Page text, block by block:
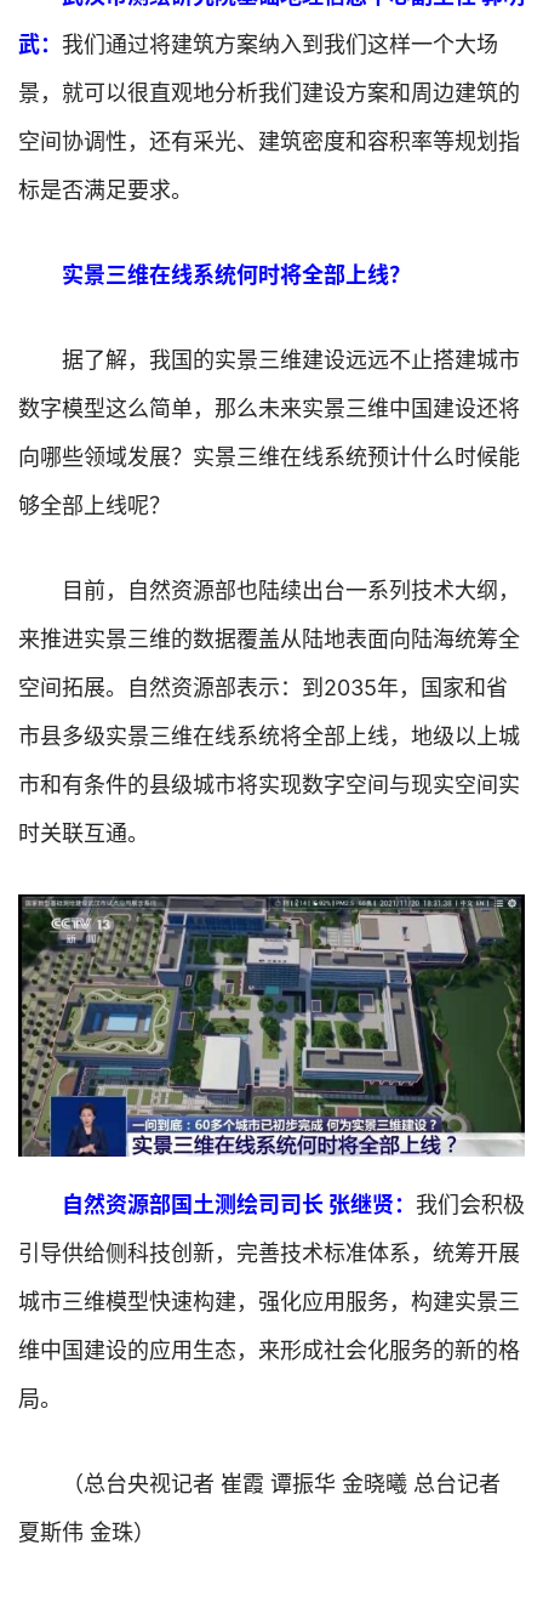
武： 我们通过将建筑方案纳入到我们这样一个大场
景，就可以很直观地分析我们建设方案和周边建筑的
空间协调性，还有采光、建筑密度和容积率等规划指
标是否满足要求。
实景三维在线系统何时将全部上线？
据了解，我国的实景三维建设远远不止搭建城市
数字模型这么简单，那么未来实景三维中国建设还将
向哪些领域发展？实景三维在线系统预计什么时候能
够全部上线呢？
目前，自然资源部也陆续出台一系列技术大纲，
来推进实景三维的数据覆盖从陆地表面向陆海统筹全
空间拓展。自然资源部表示：到2035年，国家和省
市县多级实景三维在线系统将全部上线，地级以上城
市和有条件的县级城市将实现数字空间与现实空间实
时关联互通。
自然资源部国土测绘司司长 张继贤： 我们会积极
引导供给侧科技创新，完善技术标准体系，统筹开展
城市三维模型快速构建，强化应用服务，构建实景三
维中国建设的应用生态，来形成社会化服务的新的格
局。
（总台央视记者 崔霞 谭振华 金晓曦 总台记者
夏斯伟 金珠）